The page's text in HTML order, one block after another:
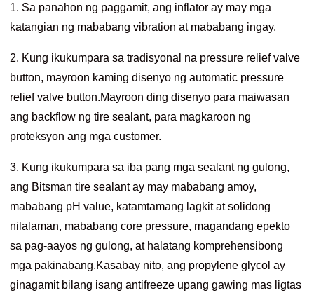
1. Sa panahon ng paggamit, ang inflator ay may mga
katangian ng mababang vibration at mababang ingay.
2. Kung ikukumpara sa tradisyonal na pressure relief valve
button, mayroon kaming disenyo ng automatic pressure
relief valve button.Mayroon ding disenyo para maiwasan
ang backflow ng tire sealant, para magkaroon ng
proteksyon ang mga customer.
3. Kung ikukumpara sa iba pang mga sealant ng gulong,
ang Bitsman tire sealant ay may mababang amoy,
mababang pH value, katamtamang lagkit at solidong
nilalaman, mababang core pressure, magandang epekto
sa pag-aayos ng gulong, at halatang komprehensibong
mga pakinabang.Kasabay nito, ang propylene glycol ay
ginagamit bilang isang antifreeze upang gawing mas ligtas